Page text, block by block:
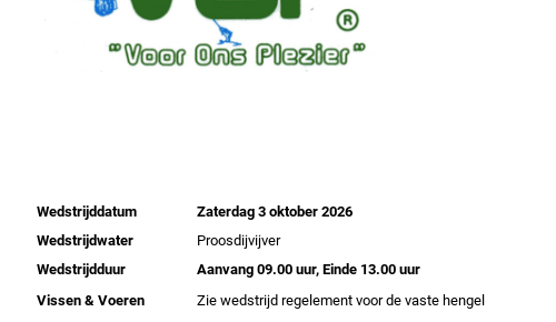
Wedstrijddatum
Zaterdag 3 oktober 2026
Wedstrijdwater
Proosdijvijver
Wedstrijdduur
Aanvang 09.00 uur, Einde 13.00 uur
Vissen & Voeren
Zie wedstrijd regelement voor de vaste hengel